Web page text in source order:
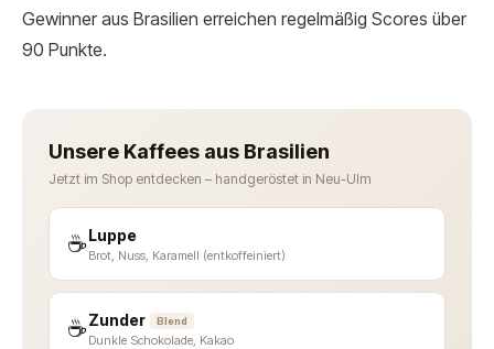
Gewinner aus Brasilien erreichen regelmäßig Scores über
90 Punkte.
Unsere Kaffees aus Brasilien
Jetzt im Shop entdecken – handgeröstet in Neu-Ulm
☕Luppe
Brot, Nuss, Karamell (entkoffeiniert)
☕Zunder Blend
Dunkle Schokolade, Kakao